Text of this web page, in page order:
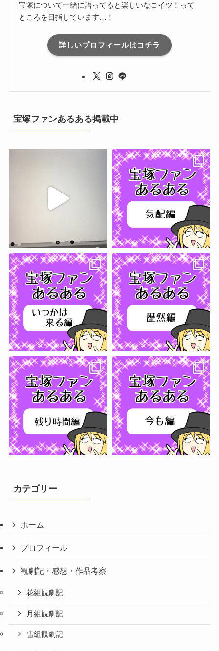
宝塚について一緒に語ってると楽しいなコイツ！って
ところを目指しています…！
詳しいプロフィールはコチラ
宝塚ファンあるある掲載中
カテゴリー
ホーム
プロフィール
観劇記・感想・作品考察
花組観劇記
月組観劇記
雪組観劇記